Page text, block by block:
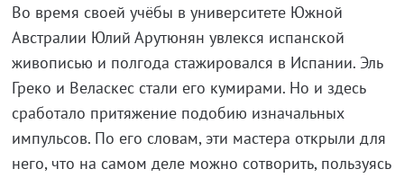
Во время своей учёбы в университете Южной
Австралии Юлий Арутюнян увлекся испанской
живописью и полгода стажировался в Испании. Эль
Греко и Веласкес стали его кумирами. Но и здесь
сработало притяжение подобию изначальных
импульсов. По его словам, эти мастера открыли для
него, что на самом деле можно сотворить, пользуясь